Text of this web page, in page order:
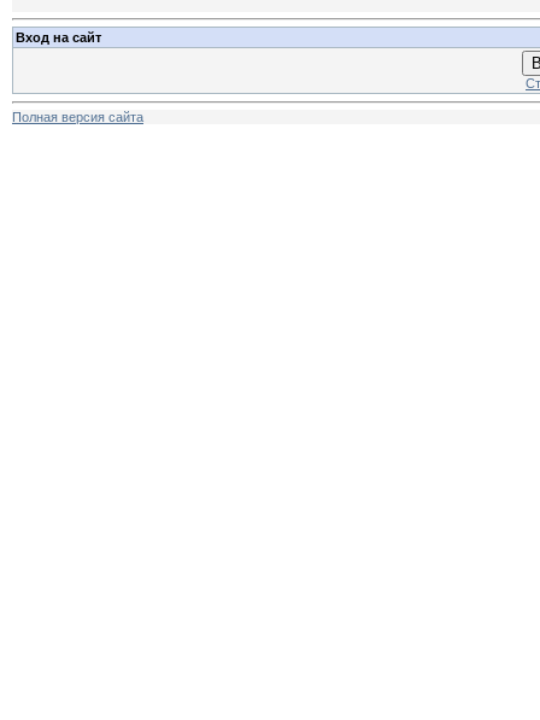
Вход на сайт
Полная версия сайта